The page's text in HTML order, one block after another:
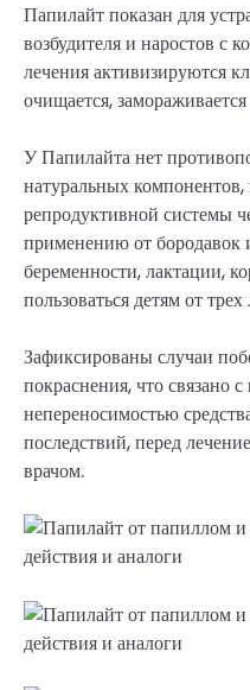
Папилайт показан для
возбудителя и наростов с
лечения активизируются
очищается,
У Папилайта нет
натуральных
репродуктивной системы
применению от бородавок
беременности, лактации,
пользоваться детям от трех
Зафиксированы случаи
покраснения, что связано
непереносимостью
последствий, перед
врачом.